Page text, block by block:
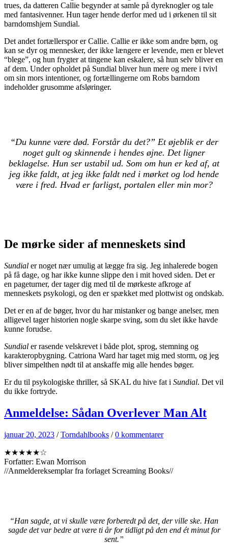
trues, da datteren Callie begynder at samle på dyreknogler og tale
med fantasivenner. Hun tager hende derfor med ud i ørkenen til sit
barndomshjem Sundial.
Det andet fortællerspor er Callie. Callie er ikke som andre børn, og
kan se dyr og mennesker, der ikke længere er levende, men er blevet
“blege”, og hun frygter at tingene kan eskalere, så hun selv bliver en
af dem. Under opholdet på Sundial bliver hun mere og mere i tvivl
om sin mors intentioner, og fortællingerne om Robs barndom
indeholder grusomme afsløringer.
“Du kunne være død. Forstår du det?” Et øjeblik er der
noget gult og skinnende i hendes øjne. Det ligner
beklagelse. Hun ser ustabil ud. Som om hun er ked af, at
jeg ikke faldt, at jeg ikke faldt ned i mørket og lod hende
være i fred. Hvad er farligst, portalen eller min mor?
De mørke sider af menneskets sind
Sundial er noget nær umulig at lægge fra sig. Jeg inhalerede bogen
på få dage, og har ikke kunne slippe den i mit hoved siden. Det er
en pageturner, der tager dig med til de mørkeste afkroge af
menneskets psykologi, og den er spækket med plottwist og ondskab.
Det er en af de bøger, hvor du har mistanker og bange anelser, men
alligevel tager historien nogle skarpe sving, som du slet ikke havde
kunne forudse.
Sundial er rasende velskrevet i både plot, sprog, stemning og
karakteropbygning. Catriona Ward har taget mig med storm, og jeg
bliver simpelthen nødt til at anskaffe mig alle hendes bøger.
Er du til psykologiske thriller, så SKAL du hive fat i Sundial. Det vil
du ikke fortryde.
Anmeldelse: Sådan Overlever Man Alt
januar 20, 2023 /Torndahlbooks /0 kommentarer
★★★★★☆
Forfatter: Ewan Morrison
//Anmeldereksemplar fra forlaget Screaming Books//
“Han sagde, at vi skulle være forberedt på det, der ville ske. Han
sagde det var bedre at være ti år for tidligt på den end ét minut for
sent.”